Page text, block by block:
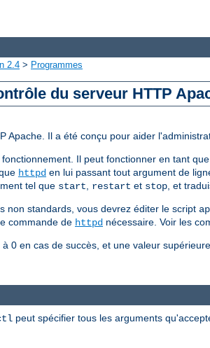
2.4 > Programmes
du serveur HTTP
Apache. Il a été conçu pour aider
Il peut fonctionner en tant
httpd en lui passant tout argument de
tel que start, restart et stop, et
non standards, vous devrez éditer le script
commande de httpd nécessaire. Voir les
0 en cas de succès, et une valeur
peut spécifier tous les arguments